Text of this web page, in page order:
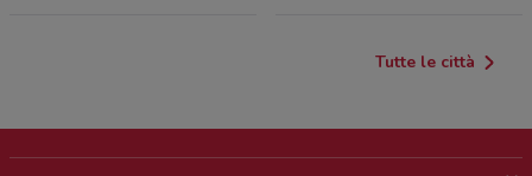
Tutte le città